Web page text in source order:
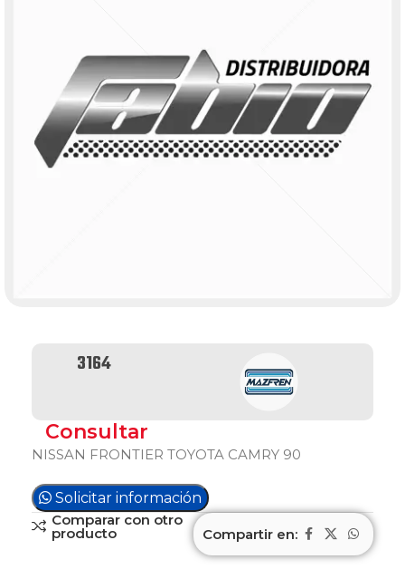
3164
Consultar
NISSAN FRONTIER TOYOTA CAMRY 90
Solicitar información
Comparar con otro
producto Compartir en: